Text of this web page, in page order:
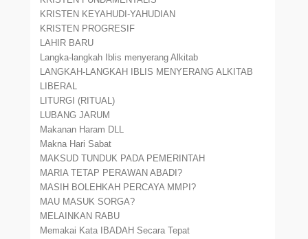
KRISTEN KEYAHUDI-YAHUDIAN
KRISTEN PROGRESIF
LAHIR BARU
Langka-langkah Iblis menyerang Alkitab
LANGKAH-LANGKAH IBLIS MENYERANG ALKITAB
LIBERAL
LITURGI (RITUAL)
LUBANG JARUM
Makanan Haram DLL
Makna Hari Sabat
MAKSUD TUNDUK PADA PEMERINTAH
MARIA TETAP PERAWAN ABADI?
MASIH BOLEHKAH PERCAYA MMPI?
MAU MASUK SORGA?
MELAINKAN RABU
Memakai Kata IBADAH Secara Tepat